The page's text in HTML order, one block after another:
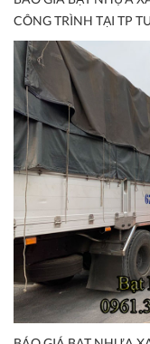
CÔNG TRÌNH TẠI TP